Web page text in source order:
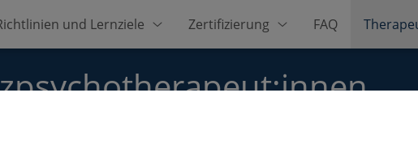
und Lernziele Zertifizierung FAQ